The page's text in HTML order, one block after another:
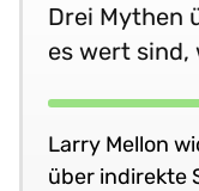
Drei Mythen
es wert sind,
Larry Mellon
über indirekte